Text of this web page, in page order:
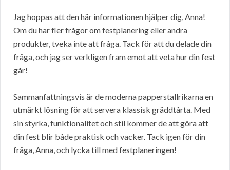
Jag hoppas att den här informationen hjälper dig, Anna!
Om du har fler frågor om festplanering eller andra
produkter, tveka inte att fråga. Tack för att du delade din
fråga, och jag ser verkligen fram emot att veta hur din fest
går!
Sammanfattningsvis är de moderna papperstallrikarna en
utmärkt lösning för att servera klassisk gräddtårta. Med
sin styrka, funktionalitet och stil kommer de att göra att
din fest blir både praktisk och vacker. Tack igen för din
fråga, Anna, och lycka till med festplaneringen!